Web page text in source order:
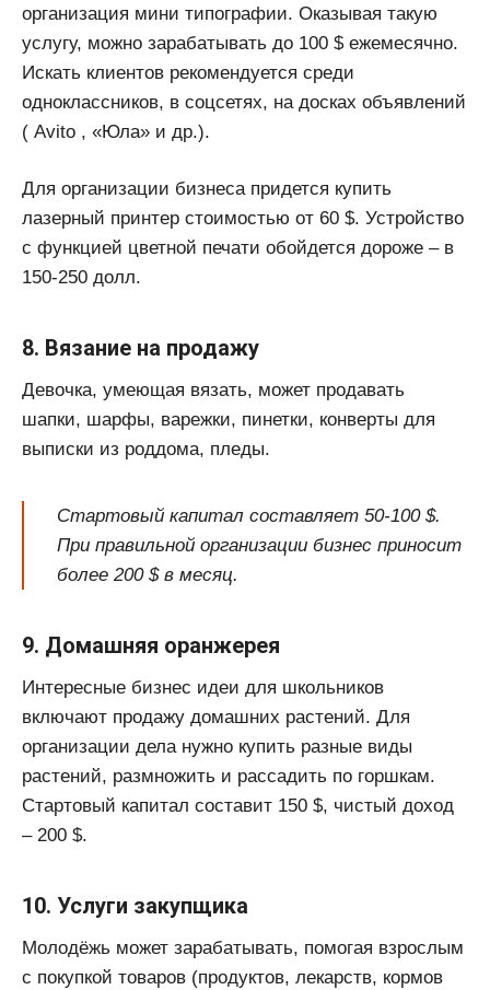
организация мини типографии. Оказывая такую
услугу, можно зарабатывать до 100 $ ежемесячно.
Искать клиентов рекомендуется среди
одноклассников, в соцсетях, на досках объявлений
( Avito , «Юла» и др.).
Для организации бизнеса придется купить
лазерный принтер стоимостью от 60 $. Устройство
с функцией цветной печати обойдется дороже – в
150-250 долл.
8. Вязание на продажу
Девочка, умеющая вязать, может продавать
шапки, шарфы, варежки, пинетки, конверты для
выписки из роддома, пледы.
Стартовый капитал составляет 50-100 $.
При правильной организации бизнес приносит
более 200 $ в месяц.
9. Домашняя оранжерея
Интересные бизнес идеи для школьников
включают продажу домашних растений. Для
организации дела нужно купить разные виды
растений, размножить и рассадить по горшкам.
Стартовый капитал составит 150 $, чистый доход
– 200 $.
10. Услуги закупщика
Молодёжь может зарабатывать, помогая взрослым
с покупкой товаров (продуктов, лекарств, кормов